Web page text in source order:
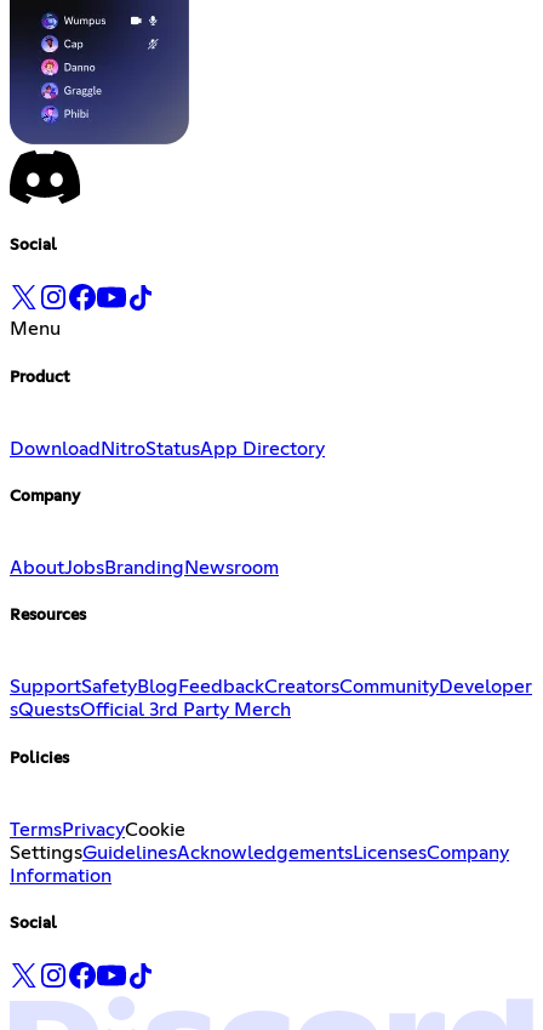
Social
Menu
Product
Download NitroStatusApp Directory
Company
AboutJobsBranding Newsroom
Resources
SupportSafetyBlog FeedbackCreatorsCommunityDeveloper
sQuestsOfficial 3rd Party Merch
Policies
TermsPrivacyCookie
SettingsGuidelinesAcknowledgementsLicensesCompany
Information
Social